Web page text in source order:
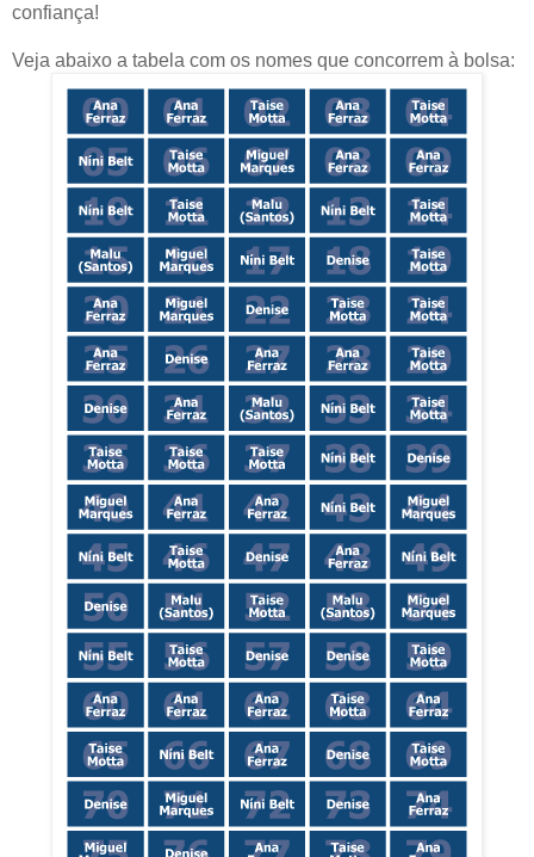
confiança!
Veja abaixo a tabela com os nomes que concorrem à bolsa: